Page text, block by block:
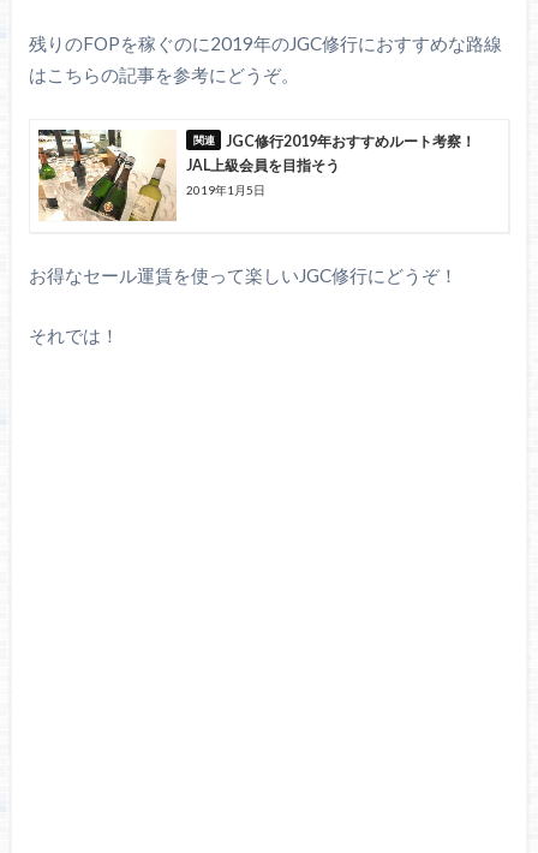
残りのFOPを稼ぐのに2019年のJGC修行におすすめな路線
はこちらの記事を参考にどうぞ。
JGC修行2019年おすすめルート考察！
JAL上級会員を目指そう
2019年1月5日
お得なセール運賃を使って楽しいJGC修行にどうぞ！
それでは！